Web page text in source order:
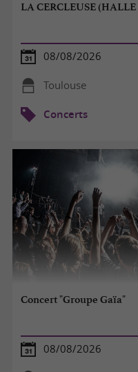
LA CERCLEUSE
08/08/2026
Toulouse
Concerts
Concert "Groupe Gaïa"
08/08/2026